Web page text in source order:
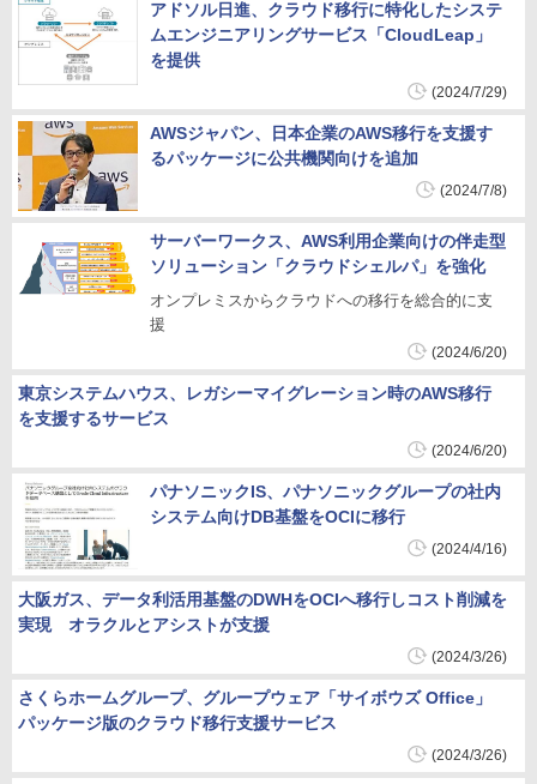
アドソル日進、クラウド移行に特化したシステ
ムエンジニアリングサービス「CloudLeap」
を提供
(2024/7/29)
AWSジャパン、日本企業のAWS移行を支援す
るパッケージに公共機関向けを追加
(2024/7/8)
サーバーワークス、AWS利用企業向けの伴走型
ソリューション「クラウドシェルパ」を強化
オンプレミスからクラウドへの移行を総合的に支
援
(2024/6/20)
東京システムハウス、レガシーマイグレーション時のAWS移行
を支援するサービス
(2024/6/20)
パナソニックIS、パナソニックグループの社内
システム向けDB基盤をOCIに移行
(2024/4/16)
大阪ガス、データ利活用基盤のDWHをOCIへ移行しコスト削減を
実現 オラクルとアシストが支援
(2024/3/26)
さくらホームグループ、グループウェア「サイボウズ Office」
パッケージ版のクラウド移行支援サービス
(2024/3/26)